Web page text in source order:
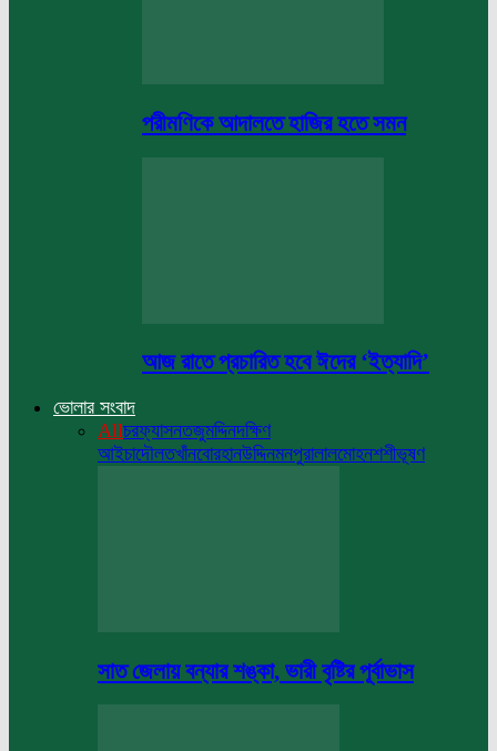
পরীমণিকে আদালতে হাজির হতে সমন
আজ রাতে প্রচারিত হবে ঈদের ‘ইত্যাদি’
ভোলার সংবাদ
Allচরফ্যাসনতজুমদ্দিনদক্ষিণ
আইচাদৌলতখাঁনবোরহানউদ্দিনমনপুরালালমোহনশশীভূষণ
সাত জেলায় বন্যার শঙ্কা, ভারী বৃষ্টির পূর্বাভাস